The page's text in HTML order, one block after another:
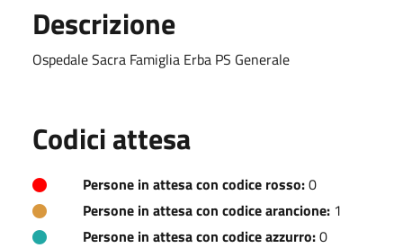
Descrizione
Ospedale Sacra Famiglia Erba PS Generale
Codici attesa
Persone in attesa con codice rosso:0
Persone in attesa con codice arancione: 1
Persone in attesa con codice azzurro:0